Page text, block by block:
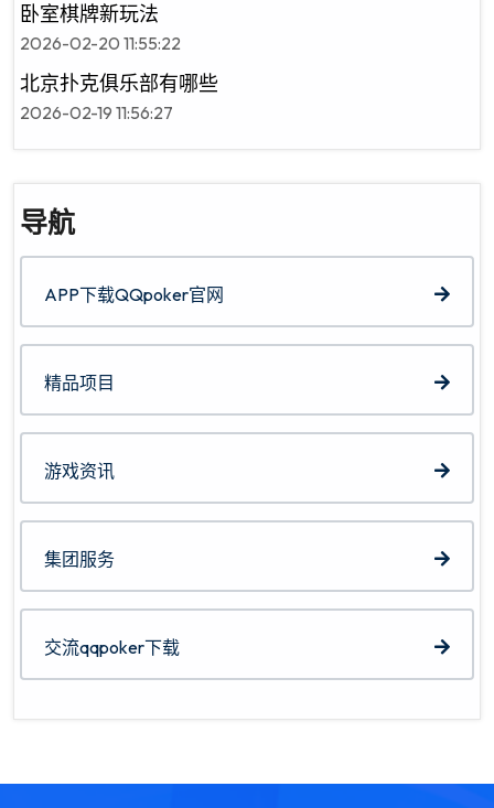
卧室棋牌新玩法
2026-02-20 11:55:22
北京扑克俱乐部有哪些
2026-02-19 11:56:27
导航
APP下载QQpoker官网
精品项目
游戏资讯
集团服务
交流qqpoker下载